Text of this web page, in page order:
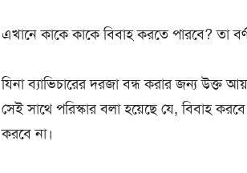
এখানে কাকে কাকে বিবাহ করতে পারবে? তা
যিনা ব্যাভিচারের দরজা বন্ধ করার জন্য উক্ত
সেই সাথে পরিস্কার বলা হয়েছে যে, বিবাহ
করবে না।